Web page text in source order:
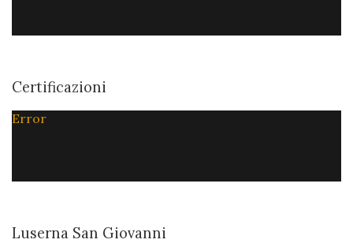
Certificazioni
Error
Luserna San Giovanni